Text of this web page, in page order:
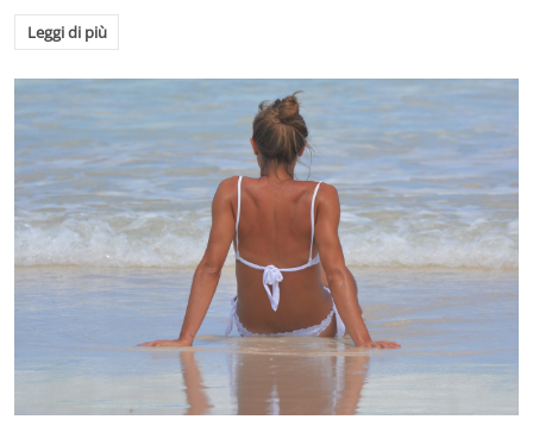
Leggi di più